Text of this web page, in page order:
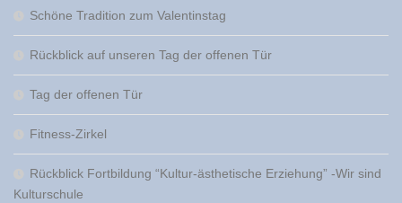
Schöne Tradition zum Valentinstag
Rückblick auf unseren Tag der offenen Tür
Tag der offenen Tür
Fitness-Zirkel
Rückblick Fortbildung “Kultur-ästhetische Erziehung” -Wir sind
Kulturschule